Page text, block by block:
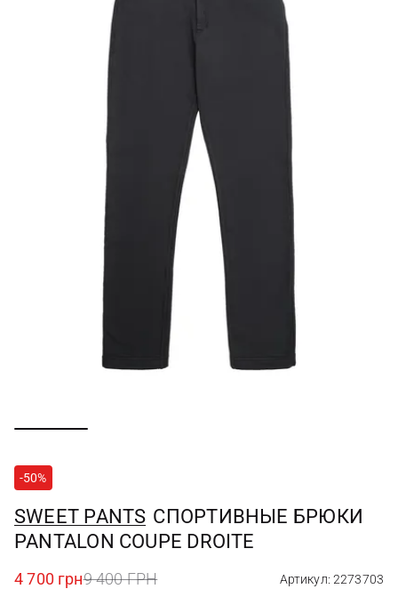
-50%
SWEET PANTS СПОРТИВНЫЕ БРЮКИ
PANTALON COUPE DROITE
4 700 грн9 400 ГРН Артикул: 2273703